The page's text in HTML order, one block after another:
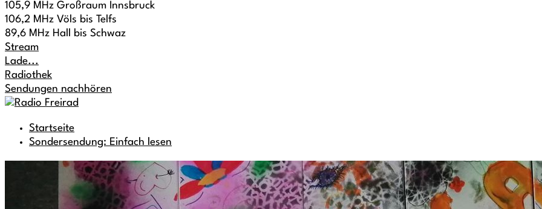
105,9 MHz Großraum Innsbruck
106,2 MHz Völs bis Telfs
89,6 MHz Hall bis Schwaz
Stream
Lade...
Radiothek
Sendungen nachhören
Startseite
Sondersendung: Einfach lesen